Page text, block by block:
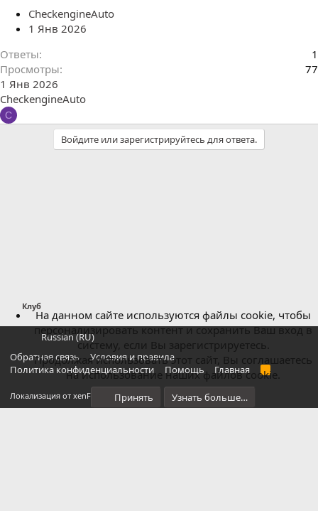
CheckengineAuto
1 Янв 2026
Ответы
1
Просмотры
77
1 Янв 2026
CheckengineAuto
C
Войдите или зарегистрируйтесь для ответа.
Клуб
Russian (RU)
Обратная связь
Условия и правила
Политика конфиденциальности
Помощь Главная
R
S
Локализация от xenForo.Info
На данном сайте используются файлы cookie, чтобы
персонализировать контент и сохранить Ваш вход в
систему, если Вы зарегистрируетесь.
Продолжая использовать этот сайт, Вы соглашаетесь
на использование наших файлов cookie.
Принять Узнать больше…